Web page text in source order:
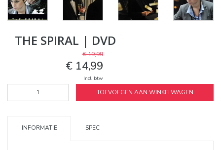
THE SPIRAL | DVD
€ 19,99
€ 14,99
Incl. btw
TOEVOEGEN AAN WINKELWAGEN
INFORMATIE SPEC